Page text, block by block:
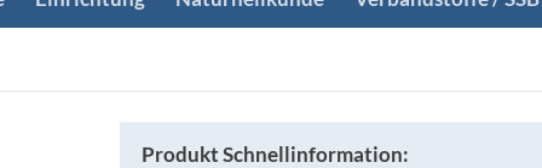
Produkt Schnellinformation: